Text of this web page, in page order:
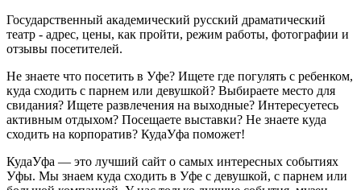
Государственный академический русский драматический
театр - адрес, цены, как пройти, режим работы, фотографии и
отзывы посетителей.
Не знаете что посетить в Уфе? Ищете где погулять с ребенком,
куда сходить с парнем или девушкой? Выбираете место для
свидания? Ищете развлечения на выходные? Интересуетесь
активным отдыхом? Посещаете выставки? Не знаете куда
сходить на корпоратив? КудаУфа поможет!
КудаУфа — это лучший сайт о самых интересных событиях
Уфы. Мы знаем куда сходить в Уфе с девушкой, с парнем или